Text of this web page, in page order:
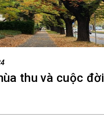
thu và cuộc đời